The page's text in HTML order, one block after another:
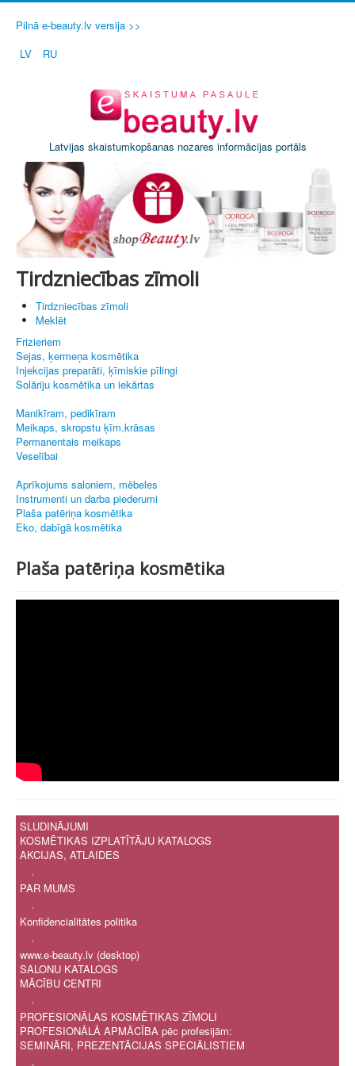
Pilnā e-beauty.lv versija >>
LV
RU
Latvijas skaistumkopšanas nozares informācijas portāls
Tirdzniecības zīmoli
Tirdzniecības zīmoli
Meklēt
Frizieriem
Sejas, ķermeņa kosmētika
Injekcijas preparāti, ķīmiskie pīlingi
Solāriju kosmētika un iekārtas
Manikīram, pedikīram
Meikaps, skropstu ķīm.krāsas
Permanentais meikaps
Veselībai
Aprīkojums saloniem, mēbeles
Instrumenti un darba piederumi
Plaša patēriņa kosmētika
Eko, dabīgā kosmētika
Plaša patēriņa kosmētika
SLUDINĀJUMI
KOSMĒTIKAS IZPLATĪTĀJU KATALOGS
AKCIJAS, ATLAIDES
.
PAR MUMS
.
Konfidencialitātes politika
.
www.e-beauty.lv (desktop)
SALONU KATALOGS
MĀCĪBU CENTRI
.
PROFESIONĀLAS KOSMĒTIKAS ZĪMOLI
PROFESIONĀLĀ APMĀCĪBA pēc profesijām:
SEMINĀRI, PREZENTĀCIJAS SPECIĀLISTIEM
.